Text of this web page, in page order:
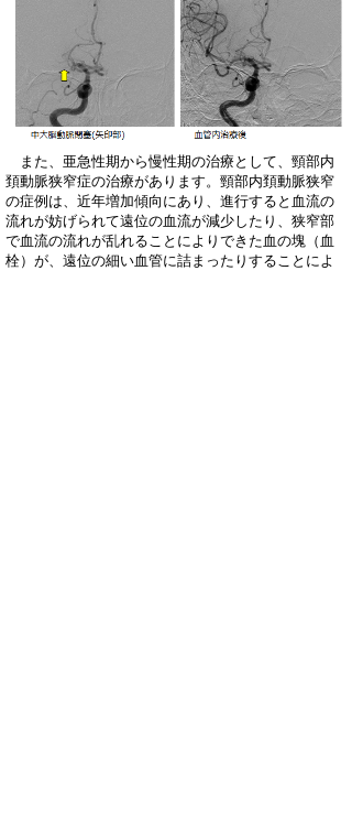
また、亜急性期から慢性期の治療として、頸部内
頚動脈狭窄症の治療があります。頸部内頚動脈狭窄
の症例は、近年増加傾向にあり、進行すると血流の
流れが妨げられて遠位の血流が減少したり、狭窄部
で血流の流れが乱れることによりできた血の塊（血
栓）が、遠位の細い血管に詰まったりすることによ